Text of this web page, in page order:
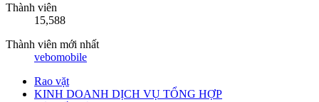
Thành viên
15,588
Thành viên mới nhất
vebomobile
Rao vặt
KINH DOANH DỊCH VỤ TỔNG HỢP